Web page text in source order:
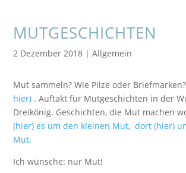
MUTGESCHICHTEN
2 Dezember 2018 |Allgemein
Mut sammeln? Wie Pilze oder Briefmarken?
hier) . Auftakt für Mutgeschichten in der
Dreikönig. Geschichten, die Mut machen
(hier) es um den kleinen Mut,dort (hier)
Mut.
Ich wünsche: nur Mut!